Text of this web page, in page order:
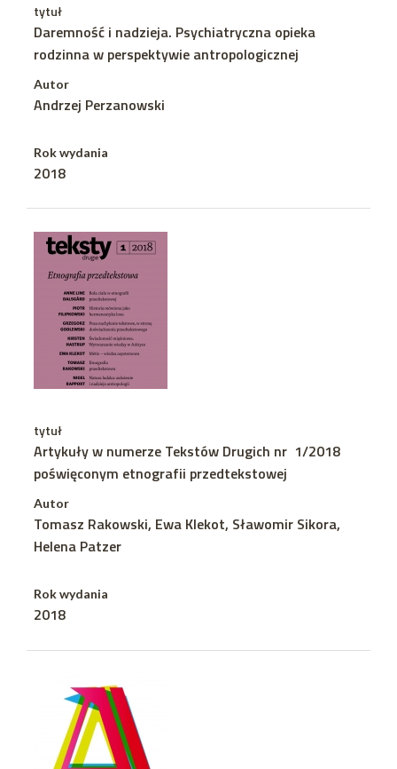
tytuł
Daremność i nadzieja. Psychiatryczna opieka
rodzinna w perspektywie antropologicznej
Autor
Andrzej Perzanowski
Rok wydania
2018
tytuł
Artykuły w numerze Tekstów Drugich nr 1/2018
poświęconym etnografii przedtekstowej
Autor
Tomasz Rakowski, Ewa Klekot, Sławomir Sikora,
Helena Patzer
Rok wydania
2018